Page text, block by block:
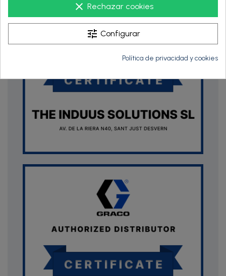
clear Rechazar cookies
tune Configurar
Política de privacidad y cookies